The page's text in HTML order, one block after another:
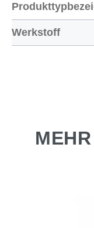
Werkstoff